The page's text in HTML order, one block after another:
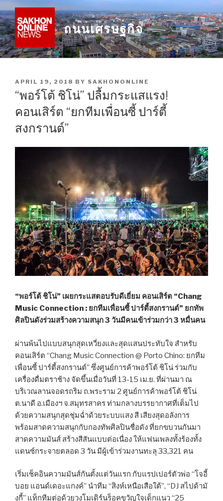
to
content
ถนนเศรษฐกิจ
POSTED
ON
APRIL 19, 2018 BY SAKHONONLINE
“พอร์โต้ ชิโน่” ปลื้มกระแสแรง!
คอนเสิร์ต “ยกทีมเพื่อนซี้ ปาร์ตี้
สงกรานต์”
“พอร์โต้ ชิโน่” เผยกระแสตอบรับดีเยี่ยม คอนเสิร์ต “Chang
Music Connection : ยกทีมเพื่อนซี้ ปาร์ตี้สงกรานต์” ยกทัพ
ศิลปินดังร่วมสร้างความสนุก 3 วันมีคนเข้าร่วมกว่า 3 หมื่นคน
ผ่านพ้นไปแบบสนุกสุดเหวี่ยงและสุดแสนประทับใจ สำหรับ
คอนเสิร์ต “Chang Music Connection @ Porto Chino: ยกทีม
เพื่อนซี้ ปาร์ตี้สงกรานต์” ซึ่งศูนย์การค้าพอร์โต้ ชิโน่ ร่วมกับ
เครื่องดื่มตราช้าง จัดขึ้นเมื่อวันที่ 13-15 เม.ย. ที่ผ่านมา ณ
บริเวณลานจอดรถริม ถ.พระราม 2 ศูนย์การค้าพอร์โต้ ชิโน่
ต.นาดี อ.เมืองฯ จ.สมุทรสาคร ท่ามกลางบรรยากาศที่เต็มไป
ด้วยความสนุกสุดชุ่มฉ่ำด้วยระบบแสง สี เสียงสุดอลังการ
พร้อมสาดความสนุกกับกองทัพศิลปินชื่อดัง ที่ยกขบวนกันมา
สาดความมันส์ สร้างสีสันแบบต่อเนื่อง ให้แฟนเพลงทั้งร้องทั้ง
แดนซ์กระจายตลอด 3 วัน มีผู้เข้าร่วมงานทะลุ 33,321 คน
เริ่มเช็คอินความมันส์กันตั้งแต่วันแรก กับแรปเปอร์ตัวพ่อ “โจอี้
บอย แอนด์เดอะแกงค์” นำทีม “สิงห์เหนือเสือใต้”, “DJ สไปด้ามั
งกี้” แท็กทีมต่อด้วยวงโมเดิร์นร็อคขวัญใจเด็กแนว “25